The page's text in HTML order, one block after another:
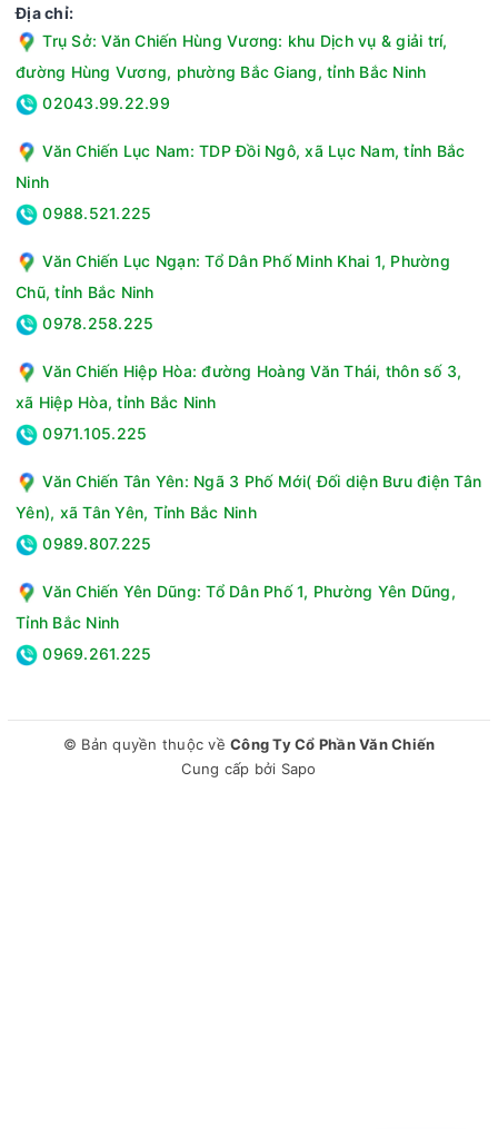
Địa chỉ:
Trụ Sở: Văn Chiến Hùng Vương: khu Dịch vụ & giải trí,
đường Hùng Vương, phường Bắc Giang, tỉnh Bắc Ninh
02043.99.22.99
Văn Chiến Lục Nam: TDP Đồi Ngô, xã Lục Nam, tỉnh Bắc
Ninh
0988.521.225
Văn Chiến Lục Ngạn: Tổ Dân Phố Minh Khai 1, Phường
Chũ, tỉnh Bắc Ninh
0978.258.225
Văn Chiến Hiệp Hòa: đường Hoàng Văn Thái, thôn số 3,
xã Hiệp Hòa, tỉnh Bắc Ninh
0971.105.225
Văn Chiến Tân Yên: Ngã 3 Phố Mới( Đối diện Bưu điện Tân
Yên), xã Tân Yên, Tỉnh Bắc Ninh
0989.807.225
Văn Chiến Yên Dũng: Tổ Dân Phố 1, Phường Yên Dũng,
Tỉnh Bắc Ninh
0969.261.225
© Bản quyền thuộc về Công Ty Cổ Phần Văn Chiến
Cung cấp bởi Sapo